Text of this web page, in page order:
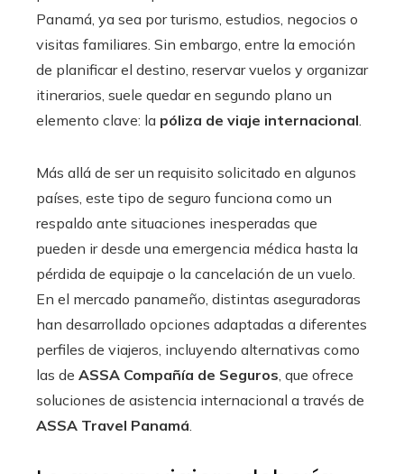
Panamá, ya sea por turismo, estudios, negocios o
visitas familiares. Sin embargo, entre la emoción
de planificar el destino, reservar vuelos y organizar
itinerarios, suele quedar en segundo plano un
elemento clave: la póliza de viaje internacional.
Más allá de ser un requisito solicitado en algunos
países, este tipo de seguro funciona como un
respaldo ante situaciones inesperadas que
pueden ir desde una emergencia médica hasta la
pérdida de equipaje o la cancelación de un vuelo.
En el mercado panameño, distintas aseguradoras
han desarrollado opciones adaptadas a diferentes
perfiles de viajeros, incluyendo alternativas como
las de ASSA Compañía de Seguros, que ofrece
soluciones de asistencia internacional a través de
ASSA Travel Panamá.